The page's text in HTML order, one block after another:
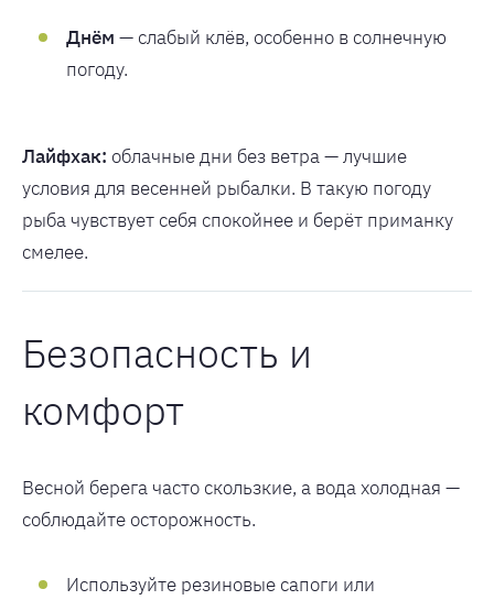
Днём — слабый клёв, особенно в солнечную
погоду.
Лайфхак: облачные дни без ветра — лучшие
условия для весенней рыбалки. В такую погоду
рыба чувствует себя спокойнее и берёт приманку
смелее.
Безопасность и
комфорт
Весной берега часто скользкие, а вода холодная —
соблюдайте осторожность.
Используйте резиновые сапоги или